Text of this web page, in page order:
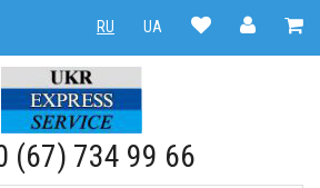
UA
RU |
RU
(67) 734 99 66